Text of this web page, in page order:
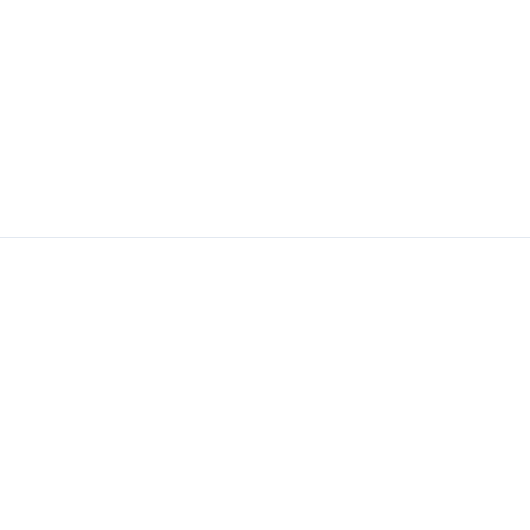
deze kans niet!
te regelen.
exclusief kosten verbonden aan de aankoop,